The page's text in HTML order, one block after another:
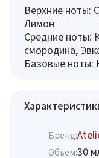
Верхние ноты:
Лимон
Средние ноты:
смородина,
Базовые ноты:
Бренд:
Объём:30